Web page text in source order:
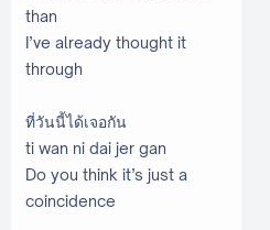
than
I’ve already thought it
through
ที่วันนี้ได้เจอกัน
ti wan ni dai jer gan
Do you think it’s just a
coincidence